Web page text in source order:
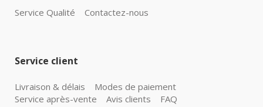
Service Qualité Contactez-nous
Service client
Livraison & délais
Modes de paiement
Service après-vente
Avis clients FAQ